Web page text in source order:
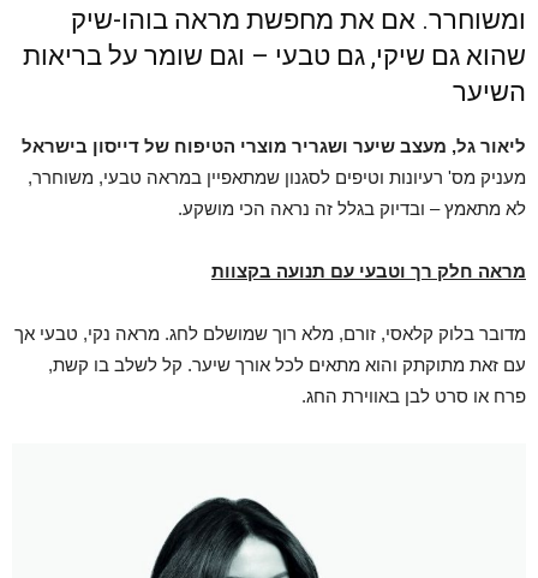
ומשוחרר. אם את מחפשת מראה בוהו-שיק
שהוא גם שיקי, גם טבעי – וגם שומר על בריאות
השיער
ליאור גל, מעצב שיער ושגריר מוצרי הטיפוח של דייסון בישראל
מעניק מס' רעיונות וטיפים לסגנון שמתאפיין במראה טבעי, משוחרר,
לא מתאמץ – ובדיוק בגלל זה נראה הכי מושקע.
מראה חלק רך וטבעי עם תנועה בקצוות
מדובר בלוק קלאסי, זורם, מלא רוך שמושלם לחג. מראה נקי, טבעי אך
עם זאת מתוקתק והוא מתאים לכל אורך שיער. קל לשלב בו קשת,
פרח או סרט לבן באווירת החג.